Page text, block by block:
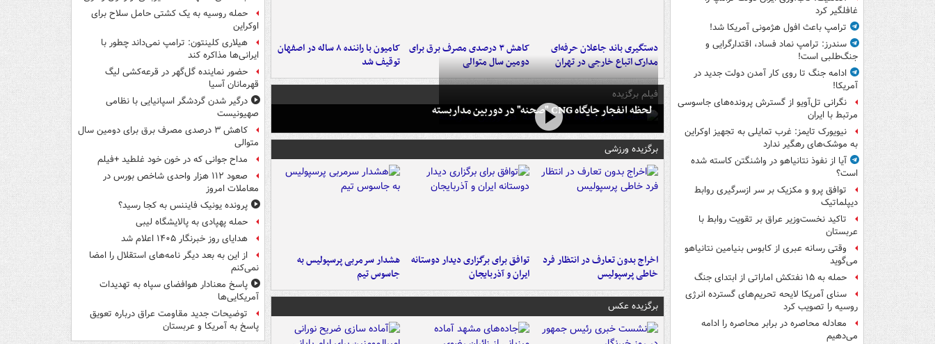
غافلگیر کرد
ترامپ باعث افول هژمونی آمریکا شد!
سندرز: ترامپ نماد فساد، اقتدارگرایی و
جنگ‌طلبی است!
ادامه جنگ تا روی کار آمدن دولت جدید در
آمریکا!
نگرانی تل‌آویو از گسترش پرونده‌های جاسوسی
مرتبط با ایران
نیویورک تایمز: غرب تمایلی به تجهیز اوکراین
به موشک‌های رهگیر ندارد
آیا از نفوذ نتانیاهو در واشنگتن کاسته شده
است؟
توافق پرو و مکزیک بر سر ازسرگیری روابط
دیپلماتیک
تاکید نخست‌وزیر عراق بر تقویت روابط با
عربستان
وقتی رسانه عبری از کابوس بنیامین نتانیاهو
می‌گوید
حمله به ۱۵ نفتکش‌ اماراتی از ابتدای جنگ
سنای آمریکا لایحه تحریم‌های گسترده انرژی
روسیه را تصویب کرد
معادله محاصره در برابر محاصره را ادامه
می‌دهیم
دستگیری باند جاعلان حرفه‌ای
مدارک اتباع خارجی در تهران
کاهش ۳ درصدی مصرف برق برای
دومین سال متوالی
کامیون با راننده ۸ ساله در اصفهان
توقیف شد
فیلم برگزیده
لحظه انفجار جایگاه CNG "صحنه" در دوربین مداربسته
برگزیده ورزشی
اخراج بدون تعارف در انتظار فرد
خاطی پرسپولیس
توافق برای برگزاری دیدار دوستانه
ایران و آذربایجان
هشدار سرمربی پرسپولیس به
جاسوس تیم
برگزیده عکس
حمله روسیه به یک کشتی حامل سلاح برای
اوکراین
هیلاری کلینتون: ترامپ نمی‌داند چطور با
ایرانی‌ها مذاکره کند
حضور نماینده گل‌گهر در قرعه‌کشی لیگ
قهرمانان آسیا
درگیر شدن گردشگر اسپانیایی با نظامی
صهیونیست
کاهش ۳ درصدی مصرف برق برای دومین سال
متوالی
مداح جوانی که در خون خود غلطید +فیلم
صعود ۱۱۲ هزار واحدی شاخص بورس در
معاملات امروز
پرونده یونیک فایننس به کجا رسید؟
حمله پهپادی به پالایشگاه لیبی
هدایای روز خبرنگار ۱۴۰۵ اعلام شد
از این به بعد دیگر نامه‌های استقلال را امضا
نمی‌کنم
پاسخ معنادار هوافضای سپاه به تهدیدات
آمریکایی‌ها
توضیحات جدید مقاومت عراق درباره تعویق
پاسخ به آمریکا و عربستان